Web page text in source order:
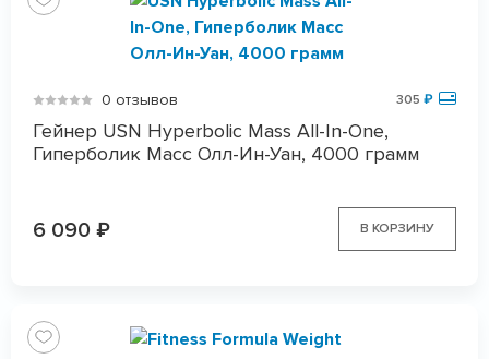
0 отзывов 305 ₽
Гейнер USN Hyperbolic Mass All-In-One,
Гиперболик Масс Олл-Ин-Уан, 4000 грамм
6 090 ₽ В КОРЗИНУ